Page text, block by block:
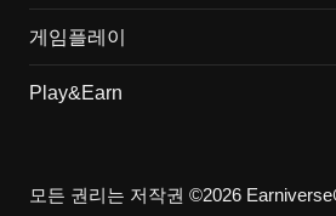
게임플레이
Play&Earn
모든 권리는 저작권 ©2026